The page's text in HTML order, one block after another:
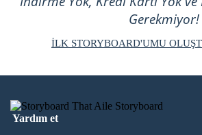
Gerekmiyor!
İLK STORYBOARD'UMU
Yardım et